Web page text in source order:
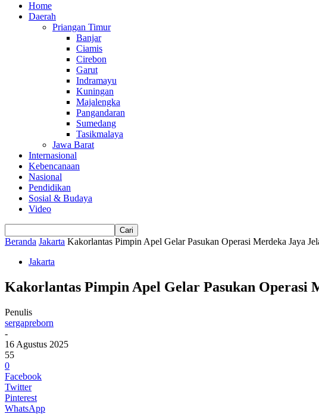
Home
Daerah
Priangan Timur
Banjar
Ciamis
Cirebon
Garut
Indramayu
Kuningan
Majalengka
Pangandaran
Sumedang
Tasikmalaya
Jawa Barat
Internasional
Kebencanaan
Nasional
Pendidikan
Sosial & Budaya
Video
Beranda Jakarta Kakorlantas Pimpin Apel Gelar Pasukan Operasi Merdeka Jaya
Jakarta
Kakorlantas Pimpin Apel Gelar Pasukan Operasi
Penulis
sergapreborn
-
16 Agustus 2025
55
0
Facebook
Twitter
Pinterest
WhatsApp